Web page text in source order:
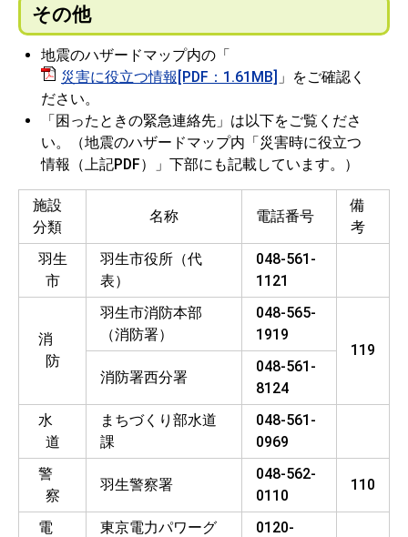
その他
地震のハザードマップ内の「
災害に役立つ情報[PDF：1.61MB] 」をご確認く
ださい。
「困ったときの緊急連絡先」は以下をご覧くださ
い。（地震のハザードマップ内「災害時に役立つ
情報（上記PDF）」下部にも記載しています。）
施設
分類
名称 電話番号
備
考
羽生
市
羽生市役所（代
表）
048-561-
1121
消
防
羽生市消防本部
（消防署）
048-565-
1919
119
消防署西分署
048-561-
8124
水
道
まちづくり部水道
課
048-561-
0969
警
察
羽生警察署
048-562-
0110
110
電
東京電力パワーグ
0120-